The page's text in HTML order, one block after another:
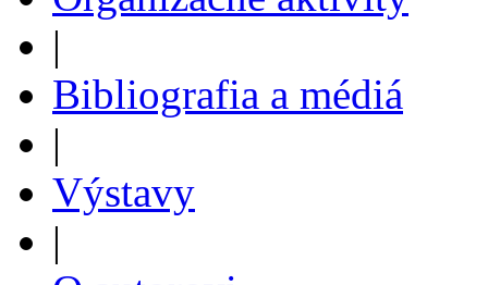
|
Bibliografia a médiá
|
Výstavy
|